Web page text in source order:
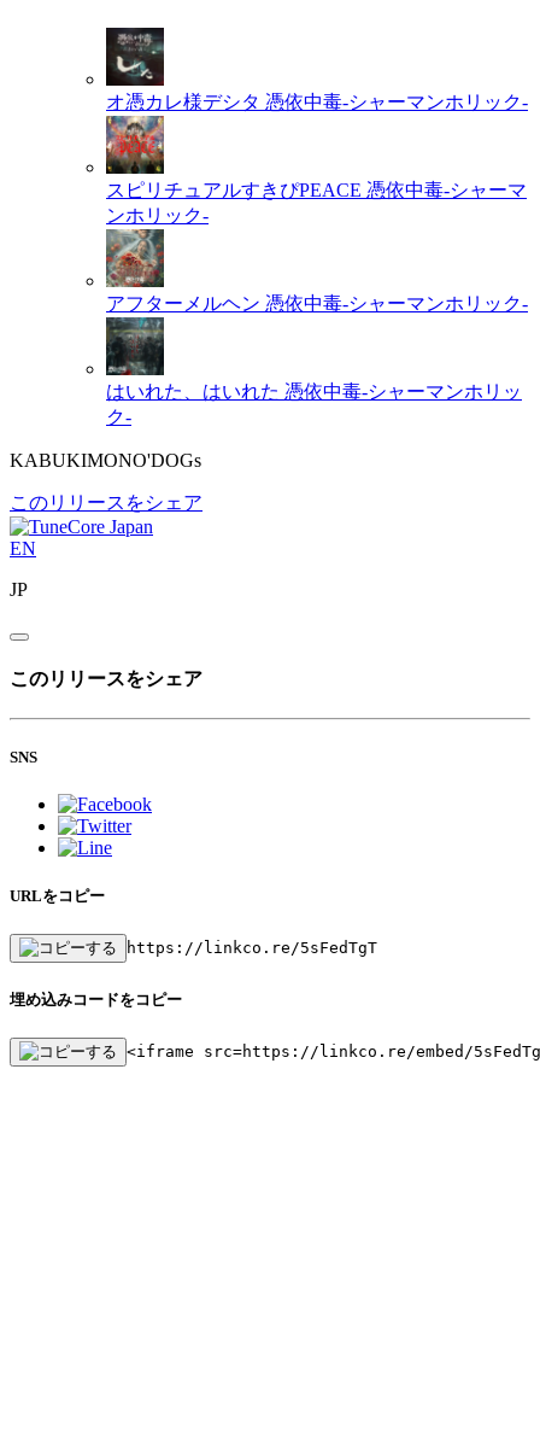
オ憑カレ様デシタ 憑依中毒-シャーマンホリック-
スピリチュアルすきぴPEACE 憑依中毒-シャーマ
ンホリック-
アフターメルヘン 憑依中毒-シャーマンホリック-
はいれた、はいれた 憑依中毒-シャーマンホリッ
ク-
KABUKIMONO'DOGs
このリリースをシェア
EN
JP
このリリースをシェア
SNS
URLをコピー
https://linkco.re/5sFedTgT
埋め込みコードをコピー
<iframe src=https://linkco.re/embed/